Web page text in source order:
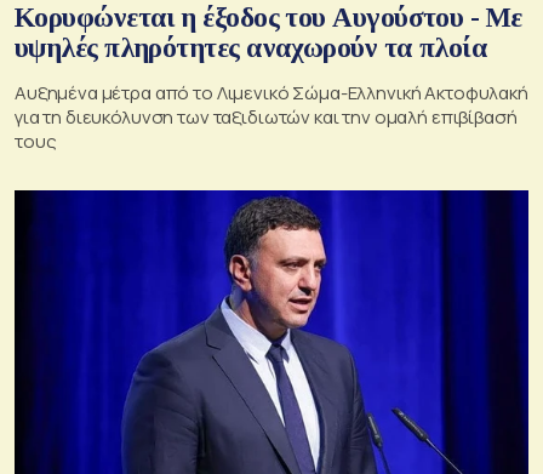
Κορυφώνεται η έξοδος του Αυγούστου - Με
υψηλές πληρότητες αναχωρούν τα πλοία
Αυξημένα μέτρα από το Λιμενικό Σώμα-Ελληνική Ακτοφυλακή
για τη διευκόλυνση των ταξιδιωτών και την ομαλή επιβίβασή
τους